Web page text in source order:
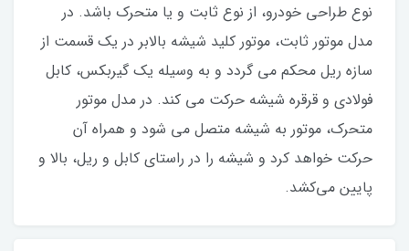
نوع طراحی خودرو، از نوع ثابت و یا متحرک باشد. در
مدل موتور ثابت، موتور کلید شیشه بالابر در یک قسمت از
سازه ریل محکم می گردد و به وسیله یک گیربکس، کابل
فولادی و قرقره شیشه حرکت می کند. در مدل موتور
متحرک، موتور به شیشه متصل می شود و همراه آن
حرکت خواهد کرد و شیشه را در راستای کابل و ریل، بالا و
پایین می‌کشد.